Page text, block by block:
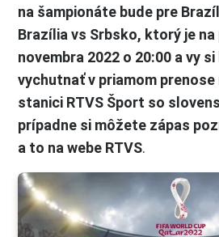
na šampionáte bude pre
Brazília vs Srbsko, ktorý je na
novembra 2022 o 20:00 a vy
vychutnať v priamom
stanici RTVS Šport so
prípadne si môžete zápas
a to na webe RTVS.